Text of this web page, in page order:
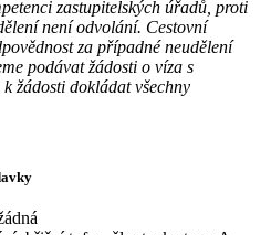
zastupitelských úřadů, proti
není odvolání. Cestovní
za případné neudělení
podávat žádosti o víza s
žádosti dokládat všechny